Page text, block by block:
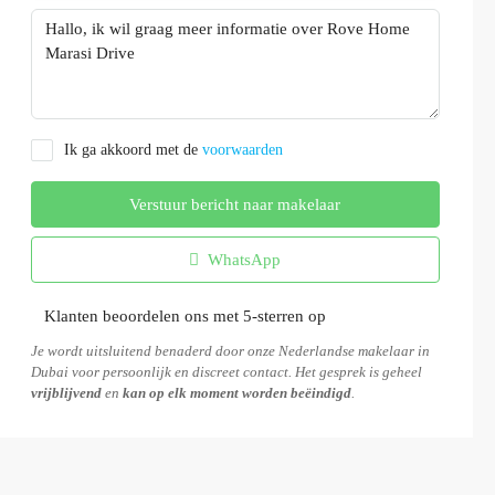
Ik ga akkoord met de voorwaarden
Verstuur bericht naar makelaar
WhatsApp
Klanten beoordelen ons met 5-sterren op
Je wordt uitsluitend benaderd door onze Nederlandse makelaar in
Dubai voor persoonlijk en discreet contact. Het gesprek is geheel
vrijblijvenden kan op elk moment worden beëindigd.